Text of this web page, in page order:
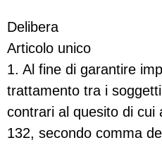
Delibera
Articolo unico
1. Al fine di garantire
trattamento tra i
contrari al quesito di cui
132, secondo comma